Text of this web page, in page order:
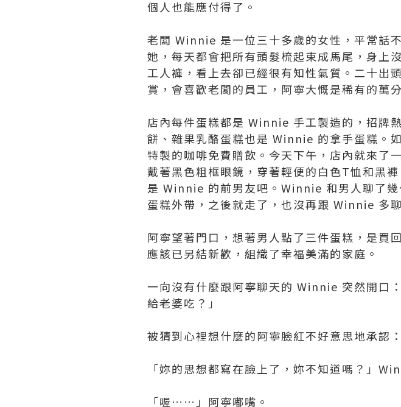
個人也能應付得了。
老闆 Winnie 是一位三十多歲的女性，平常話
她，每天都會把所有頭髮梳起束成馬尾，身上
工人褲，看上去卻已經很有知性氣質。二十出
賞，會喜歡老闆的員工，阿寧大慨是稀有的萬
店內每件蛋糕都是 Winnie 手工製造的，招牌
餅、雜果乳酪蛋糕也是 Winnie 的拿手蛋糕。
特製的咖啡免費贈飲。今天下午，店內就來了
戴著黑色粗框眼鏡，穿著輕便的白色T恤和黑
是 Winnie 的前男友吧。Winnie 和男人聊了
蛋糕外帶，之後就走了，也沒再跟 Winnie 多
阿寧望著門口，想著男人點了三件蛋糕，是買
應該已另結新歡，組織了幸福美滿的家庭。
一向沒有什麼跟阿寧聊天的 Winnie 突然開口
給老婆吃？」
被猜到心裡想什麼的阿寧臉紅不好意思地承認
「妳的思想都寫在臉上了，妳不知道嗎？」
「喔……」阿寧嘟嘴。